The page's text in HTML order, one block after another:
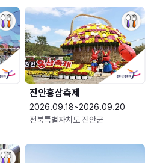
진안홍삼축제
2026.09.18~2026.09.20
전북특별자치도 진안군